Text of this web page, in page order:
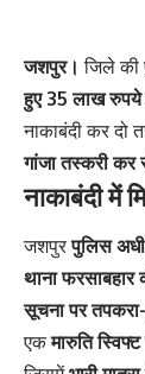
जशपुर। जिले
हुए 35 लाख रुपये
नाकाबंदी कर दो
गांजा तस्करी कर
नाकाबंदी में
जशपुरपुलिस
थाना
सूचना पर तपकरा-
एकमारुति